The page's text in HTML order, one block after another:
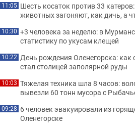
11:05 Шесть косаток против 33
животных загоняют, как дичь, а
10:30 +3 человека за неделю: в
статистику по укусам клещей
10:22 День рождения Оленегорска: как
стал столицей заполярной руды
10:03 Тяжелая техника шла 8 часов:
вывезли 60 тонн мусора с
09:28 6 человек эвакуировали из
Оленегорске